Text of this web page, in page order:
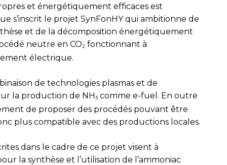
et énergétiquement efficaces est
s’inscrit le projet SynFonHY qui ambitionne de
et de la décomposition énergétiquement
neutre en CO2 fonctionnant à
électrique.
de technologies plasmas et de
la production de NH3comme e-fuel. En outre
de proposer des procédés pouvant être
plus compatible avec des productions locales.
dans le cadre de ce projet visent à
la synthèse et l’utilisation de l’ammoniac